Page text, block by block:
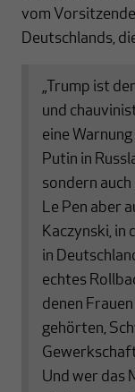
vom
Deutschlands,
„Trump ist
und
eine
Putin in
sondern
Le Pen aber
Kaczynski, in
in
echtes
denen
gehörten,
Und wer das